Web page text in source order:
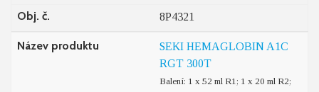
Obj. č. 8P4321
Název produktu
SEKI HEMAGLOBIN A1C
RGT 300T
Balení: 1 x 52 ml R1; 1 x 20 ml R2;